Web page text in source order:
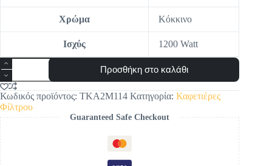
Χρώμα Κόκκινο
Ισχύς 1200 Watt
ΚΑΦΕΤΙΕΡΑ
ΦΙΛΤΡΟΥ
TKA2M114
BOSCH
ποσότητα
Προσθήκη στο καλάθι
Κωδικός προϊόντος: TKA2M114 Κατηγορία: Καφετιέρες
Φίλτρου
Guaranteed Safe Checkout